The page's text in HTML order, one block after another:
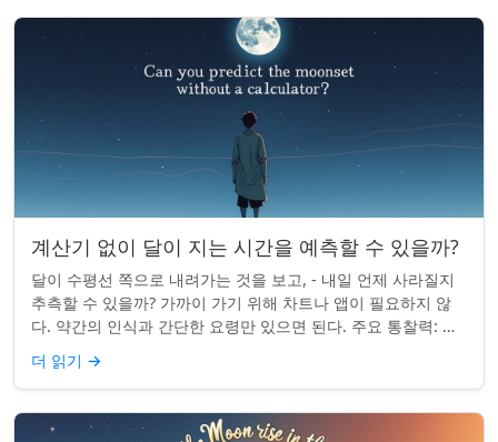
계산기 없이 달이 지는 시간을 예측할 수 있을까?
달이 수평선 쪽으로 내려가는 것을 보고, - 내일 언제 사라질지
추측할 수 있을까? 가까이 가기 위해 차트나 앱이 필요하지 않
다. 약간의 인식과 간단한 요령만 있으면 된다. 주요 통찰력: 오
늘의 달 뜨는 시간을 알고...
더 읽기 →